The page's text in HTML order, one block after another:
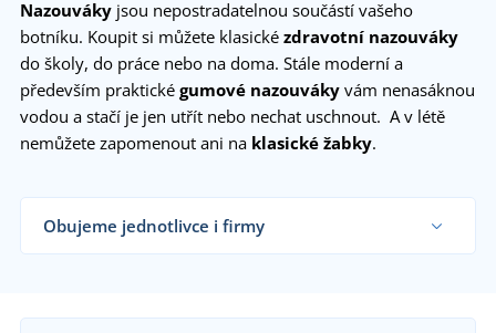
Nazouváky jsou nepostradatelnou součástí vašeho
botníku. Koupit si můžete klasické zdravotní nazouváky
do školy, do práce nebo na doma. Stále moderní a
především praktické gumové nazouváky vám nenasáknou
vodou a stačí je jen utřít nebo nechat uschnout. A v létě
nemůžete zapomenout ani na klasické žabky.
Obujeme jednotlivce i firmy